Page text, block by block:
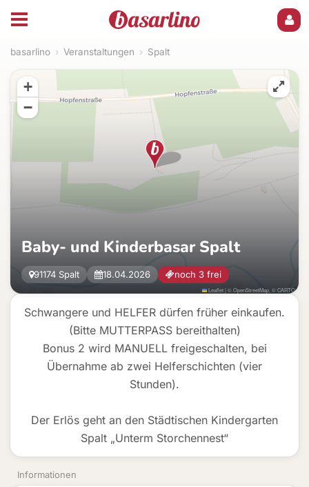
basarlino › Veranstaltungen › Spalt
Schwangere und HELFER dürfen früher einkaufen.
(Bitte MUTTERPASS bereithalten)
Bonus 2 wird MANUELL freigeschalten, bei
Übernahme ab zwei Helferschichten (vier
Stunden).
Der Erlös geht an den Städtischen Kindergarten
Spalt „Unterm Storchennest“
Informationen
Baby- und Kinderbasar Spalt
91174 Spalt 18.04.2026 noch 3 frei
+
−
Leaflet| ©OpenStreetMap , ©CARTO